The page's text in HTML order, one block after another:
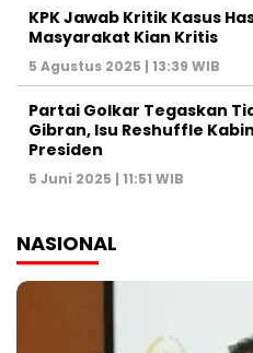
KPK Jawab Kritik Kasus
Masyarakat Kian Kritis
5 Agustus 2025 | 13:39 WIB
Partai Golkar Tegaskan
Gibran, Isu Reshuffle
Presiden
5 Juni 2025 | 11:51 WIB
NASIONAL